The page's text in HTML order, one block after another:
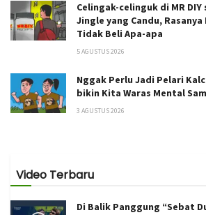
Celingak-celinguk di MR
Jingle yang Candu,
Tidak Beli Apa-apa
5 AGUSTUS 2026
Nggak Perlu Jadi Pelari
bikin Kita Waras Mental
3 AGUSTUS 2026
Video Terbaru
Di Balik Panggung “Sebat